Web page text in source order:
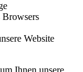
Browsers
Website